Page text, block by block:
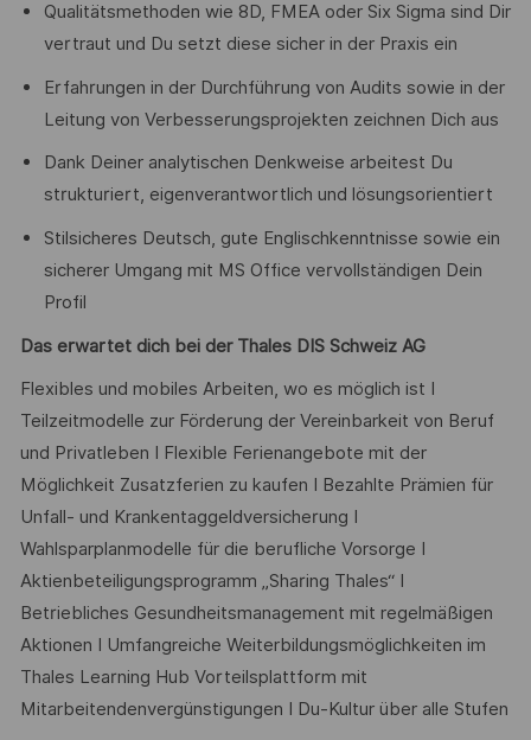
Qualitätsmethoden wie 8D, FMEA oder Six Sigma sind Dir
vertraut und Du setzt diese sicher in der Praxis ein
Erfahrungen in der Durchführung von Audits sowie in der
Leitung von Verbesserungsprojekten zeichnen Dich aus
Dank Deiner analytischen Denkweise arbeitest Du
strukturiert, eigenverantwortlich und lösungsorientiert
Stilsicheres Deutsch, gute Englischkenntnisse sowie ein
sicherer Umgang mit MS Office vervollständigen Dein
Profil
Das erwartet dich bei der Thales DIS Schweiz AG
Flexibles und mobiles Arbeiten, wo es möglich ist I
Teilzeitmodelle zur Förderung der Vereinbarkeit von Beruf
und Privatleben I Flexible Ferienangebote mit der
Möglichkeit Zusatzferien zu kaufen I Bezahlte Prämien für
Unfall- und Krankentaggeldversicherung I
Wahlsparplanmodelle für die berufliche Vorsorge I
Aktienbeteiligungsprogramm „Sharing Thales“ I
Betriebliches Gesundheitsmanagement mit regelmäßigen
Aktionen I Umfangreiche Weiterbildungsmöglichkeiten im
Thales Learning Hub Vorteilsplattform mit
Mitarbeitendenvergünstigungen I Du-Kultur über alle Stufen